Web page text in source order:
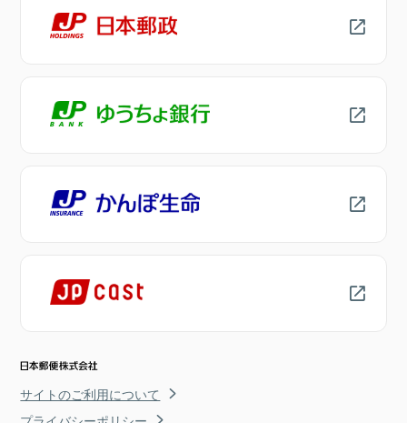
サイトのご利用について